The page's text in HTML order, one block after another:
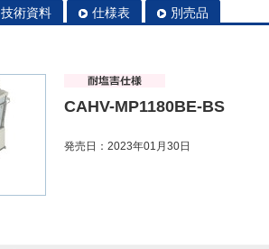
技術資料 仕様表 別売品
CAHV-MP1180BE-BS
発売日：2023年01月30日